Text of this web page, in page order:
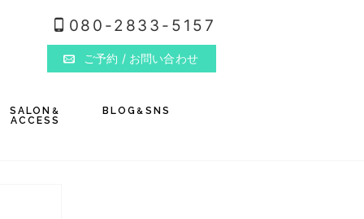
080-2833-5157
ご予約 / お問い合わせ
SALON &
ACCESS
BLOG & SNS